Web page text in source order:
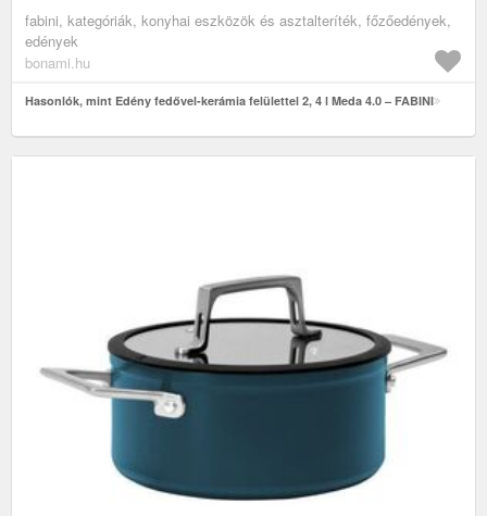
fabini, kategóriák, konyhai eszközök és asztalteríték, főzőedények,
edények
bonami.hu
Hasonlók, mint Edény fedővel-kerámia felülettel 2, 4 l Meda 4.0 – FABINI